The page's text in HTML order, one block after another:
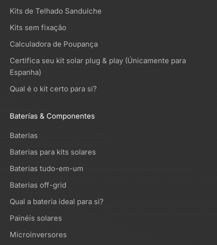
Kits de Telhado Sanduíche
Kits sem fixação
Calculadora de Poupança
Certifica seu kit solar plug & play (Únicamente para
Espanha)
Qual é o kit certo para si?
Baterías & Componentes
Baterias
Baterias para kits solares
Baterias tudo-em-um
Baterias off-grid
Qual a bateria ideal para si?
Painéis solares
Microinversores